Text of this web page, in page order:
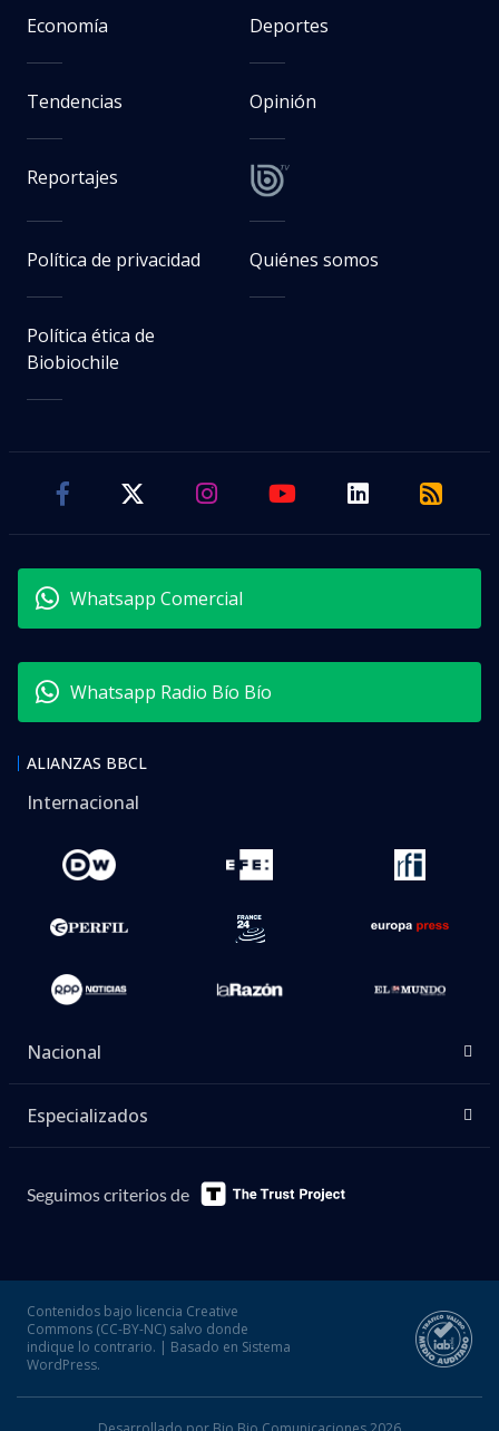
Economía Deportes
Tendencias Opinión
Reportajes
Política de privacidad Quiénes somos
Política ética de
Biobiochile
Whatsapp Comercial
Whatsapp Radio Bío Bío
ALIANZAS BBCL
Internacional
Nacional
Especializados
Seguimos criterios de
Contenidos bajo licencia Creative
Commons (CC-BY-NC) salvo donde
indique lo contrario. | Basado en Sistema
WordPress.